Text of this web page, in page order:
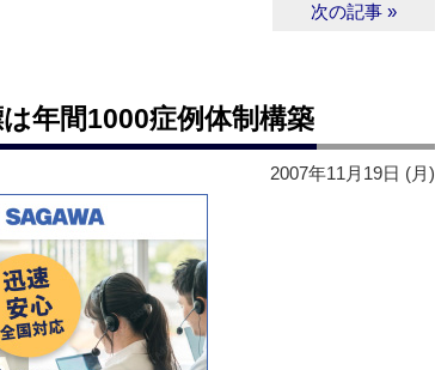
次の記事 »
年間1000症例体制構築
2007年11月19日 (月)